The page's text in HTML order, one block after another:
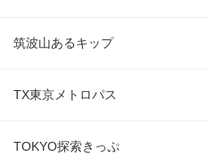
筑波山あるキップ
TX東京メトロパス
TOKYO探索きっぷ